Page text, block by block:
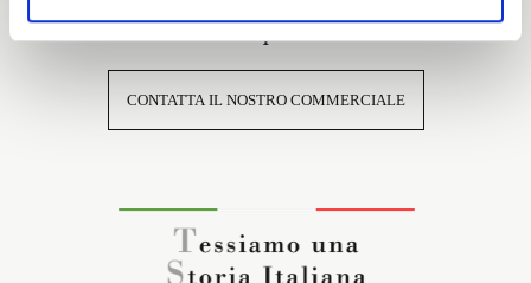
Interessato a questo tessuto?
CONTATTA IL NOSTRO COMMERCIALE